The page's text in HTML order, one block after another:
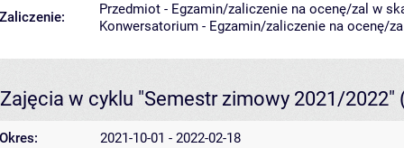
Zaliczenie:
Przedmiot - Egzamin/zaliczenie na ocenę/zal w
Konwersatorium - Egzamin/zaliczenie na ocenę/
Zajęcia w cyklu "Semestr zimowy 2021/2022"
Okres: 2021-10-01 - 2022-02-18